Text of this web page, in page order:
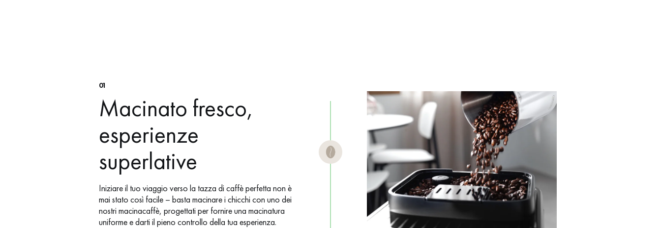
01
Macinato fresco,
esperienze
superlative
Iniziare il tuo viaggio verso la tazza di caffè perfetta non è
mai stato così facile – basta macinare i chicchi con uno dei
nostri macinacaffè, progettati per fornire una macinatura
uniforme e darti il ​​pieno controllo della tua esperienza.